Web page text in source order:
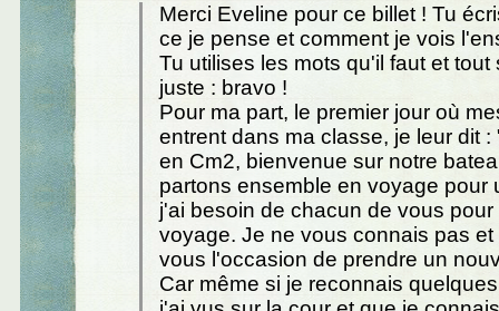
Merci Eveline pour ce billet ! Tu
ce je pense et comment je vois
Tu utilises les mots qu'il faut et tout
juste : bravo !
Pour ma part, le premier jour où
entrent dans ma classe, je leur dit
en Cm2, bienvenue sur notre
partons ensemble en voyage pour
j'ai besoin de chacun de vous pour
voyage. Je ne vous connais pas et
vous l'occasion de prendre un
Car même si je reconnais